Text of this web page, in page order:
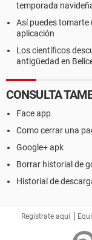
temporada
Así puedes tomarte
aplicación
Los científicos
antigüedad en
CONSULTA
Face app
Como cerrar una
Google+ apk
Borrar historial de
Historial de
Regístrate aquí